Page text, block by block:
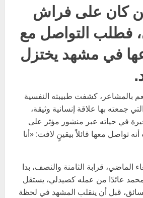
كان على فراش
فطلب التواصل مع
في مشهد يختزل
بالمشاعر، كشفت طبيبته النفسية
جمعته بها علاقة إنسانية وثيقة،
في حياته عبر منشور مؤثر على
تواصل معها قائلاً بيقينٍ لافت: «أنا
الماضي، قرابة الثامنة والنصف، بدا
عائدًا من عمله كصيدلي، يستقل
قبل أن ينقلب المشهد في لحظة